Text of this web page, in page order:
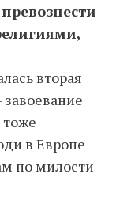
вторая
тоже
в Европе
по милости